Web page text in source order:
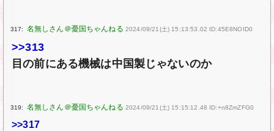
317: 2024/09/21(土) 15:13:53.02 ID:45E8NOID0
>>313
目の前にある機械は中国製じゃないのか
319: 2024/09/21(土) 15:15:12.48 ID:+n8ZmZFG0
>>317